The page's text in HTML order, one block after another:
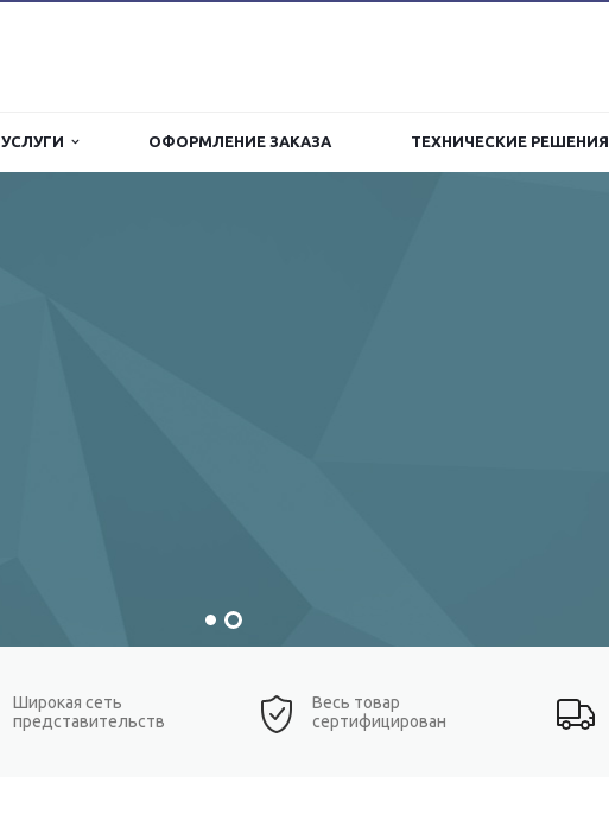
УСЛУГИ ОФОРМЛЕНИЕ ЗАКАЗА ТЕХНИЧЕСКИЕ РЕШЕНИЯ
Широкая сеть
представительств
Весь товар
сертифицирован